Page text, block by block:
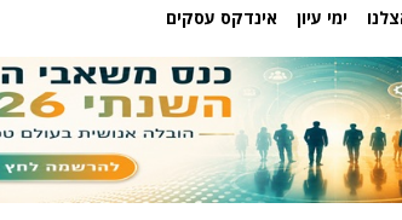
ימי עיון אינדקס עסקים